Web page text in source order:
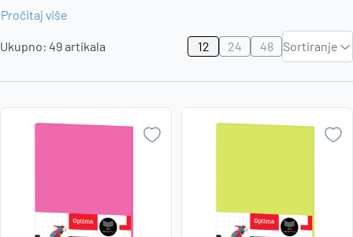
dokumentima i svakodnevno korištenje pisača i kopirnih
uređaja.
Pročitaj više
Ukupno: 49artikala 12 24 48 Sortiranje
Najviša
cijena
cijena
Naziv A-